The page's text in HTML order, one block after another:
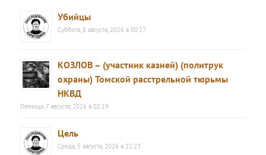
Убийцы
Суббота, 8 августа, 2026 в 00:27
КОЗЛОВ – (участник казней) (политрук
охраны) Томской расстрельной тюрьмы
НКВД
Пятница, 7 августа, 2026 в 02:19
Цель
Среда, 5 августа, 2026 в 22:23